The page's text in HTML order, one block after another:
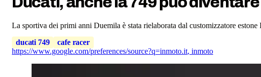
La sportiva dei primi anni Duemila è stata rielaborata dal customizzatore
ducati 749
cafe racer
https://www.google.com/preferences/source?q=inmoto.it, inmoto